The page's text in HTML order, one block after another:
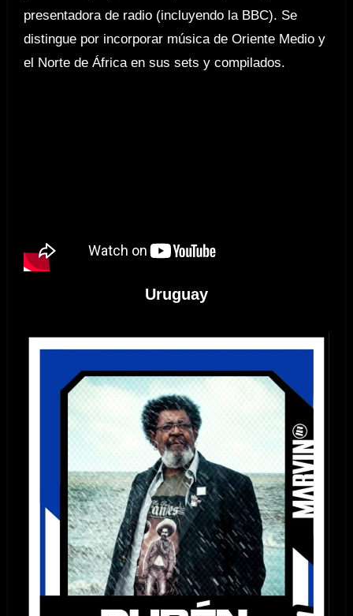
presentadora de radio (incluyendo la BBC). Se
distingue por incorporar música de Oriente Medio y
el Norte de África en sus sets y compilados.
Uruguay